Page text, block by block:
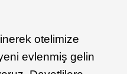
otelimize
evlenmiş gelin